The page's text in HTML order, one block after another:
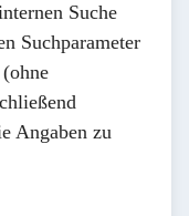
Suche
Suchparameter
(ohne
Angaben zu